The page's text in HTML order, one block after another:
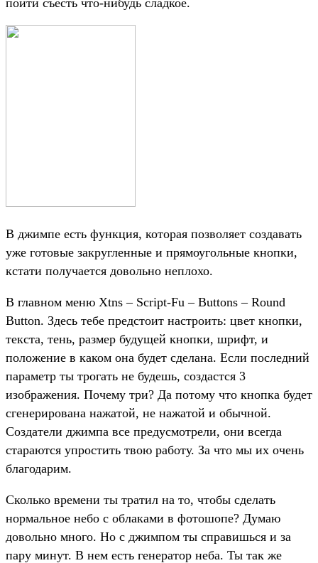
В джимпе есть функция, которая позволяет создавать
уже готовые закругленные и прямоугольные кнопки,
кстати получается довольно неплохо.
В главном меню Xtns – Script-Fu – Buttons – Round
Button. Здесь тебе предстоит настроить: цвет кнопки,
текста, тень, размер будущей кнопки, шрифт, и
положение в каком она будет сделана. Если последний
параметр ты трогать не будешь, создастся 3
изображения. Почему три? Да потому что кнопка будет
сгенерирована нажатой, не нажатой и обычной.
Создатели джимпа все предусмотрели, они всегда
стараются упростить твою работу. За что мы их очень
благодарим.
Сколько времени ты тратил на то, чтобы сделать
нормальное небо с облаками в фотошопе? Думаю
довольно много. Но с джимпом ты справишься и за
пару минут. В нем есть генератор неба. Ты так же